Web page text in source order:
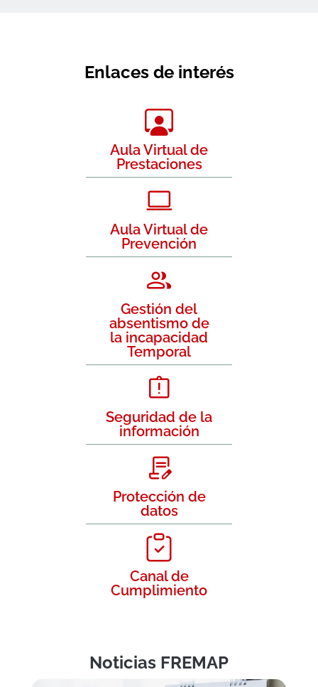
Enlaces de interés
Aula Virtual de
Prestaciones
Aula Virtual de
Prevención
Gestión del
absentismo de
la incapacidad
Temporal
Seguridad de la
información
Protección de
datos
Canal de
Cumplimiento
Noticias FREMAP